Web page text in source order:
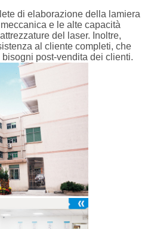
di elaborazione della lamiera
e le alte capacità
del laser. Inoltre,
al cliente completi, che
post-vendita dei clienti.